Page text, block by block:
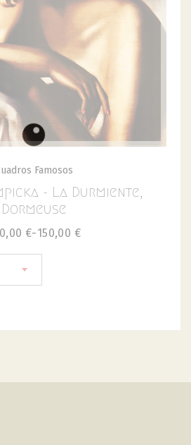
Famosos
- La Durmiente,
Dormeuse
150,00 €
-
€